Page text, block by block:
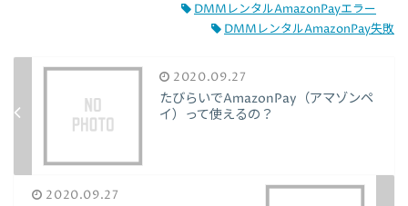
DMMレンタルAmazonPayエラー
DMMレンタルAmazonPay失敗
2020.09.27
たびらいでAmazonPay（アマゾンペ
イ）って使えるの？
2020.09.27